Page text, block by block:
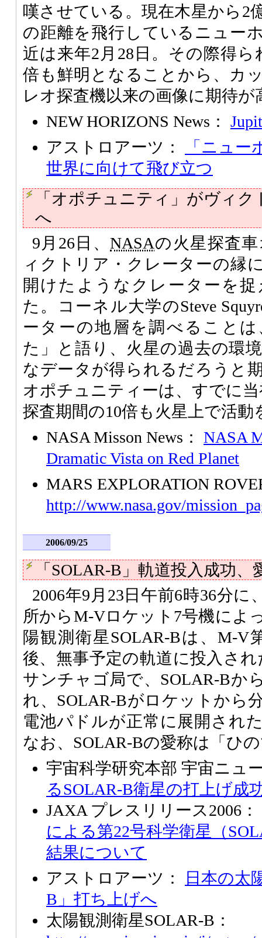
嘆させている。現在木星から2
の距離を飛行しているニュー
近は来年2月28日。その際得ら
倍も鮮明となることから、カ
レオ探査機以来の画像に期待
NEW HORIZONS News：
アストロアーツ：
「ニュ
世界に向けて飛び立つ
「オポチュニティ」がヴィ
へ
9月26日、 NASAの火星探査
ィクトリア・クレーターの縁
開けたようなクレーターを
た。コーネル大学のSteve
ーターの地層を調べること
た」と語り、火星の過去の環
なデータが得られるだろうと
オポチュニティーは、すでに
探査期間の10倍も火星上で活動
NASA Misson News： NASA
Dramatic Vista on Red Planet
MARS EXPLORATION
http://www.nasa.gov/
2006/09/25
「SOLAR-B」軌道投入成功
2006年9月23日午前6時36分に
所からM-Vロケット7号機によ
陽観測衛星SOLAR-Bは、M-V
後、無事予定の軌道に投入さ
サンチャゴ局で、SOLAR-Bか
れ、SOLAR-Bがロケットから
電池パドルが正常に展開され
なお、SOLAR-Bの愛称は「ひ
宇宙科学研究本部 宇宙ニュ
るSOLAR-B衛星の打上げ成
JAXA プレスリリース2006：
による第22号科学衛星（
結果について
アストロアーツ：
日本の太
B」打ち上げへ
太陽観測衛星SOLAR-B：